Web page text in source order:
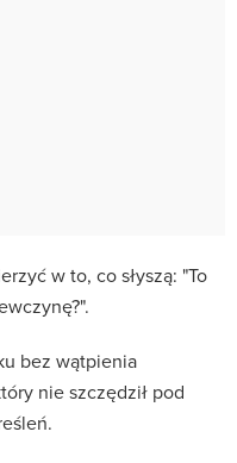
w to, co słyszą: "To
bez wątpienia
nie szczędził pod